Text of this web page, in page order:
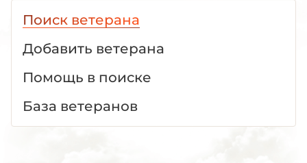
Поиск ветерана
Добавить ветерана
Помощь в поиске
База ветеранов